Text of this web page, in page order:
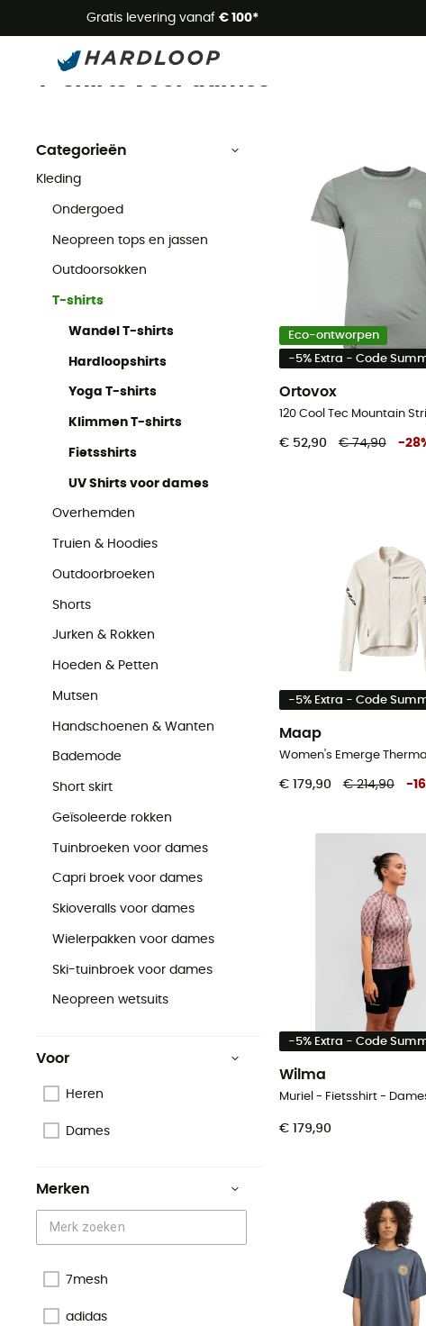
Gratis levering vanaf € 100*
Dames Kleding dames T-shirts dames
T-shirts voor dames
Categorieën
Kleding
Ondergoed
Neopreen tops en jassen
Outdoorsokken
T-shirts
Wandel T-shirts
Hardloopshirts
Yoga T-shirts
Klimmen T-shirts
Fietsshirts
UV Shirts voor dames
Overhemden
Truien & Hoodies
Outdoorbroeken
Shorts
Jurken & Rokken
Hoeden & Petten
Mutsen
Handschoenen & Wanten
Bademode
Short skirt
Geïsoleerde rokken
Tuinbroeken voor dames
Capri broek voor dames
Skioveralls voor dames
Wielerpakken voor dames
Ski-tuinbroek voor dames
Neopreen wetsuits
Voor
Heren
Dames
Merken
7mesh
adidas
Eco-ontworpen
-5% Extra - Code
Ortovox
€ 52,90 € 74,90 -28
-5% Extra - Code
Maap
€ 179,90 € 214,90 -16
-5% Extra - Code
Wilma
Muriel - Fietsshirt -
€ 179,90